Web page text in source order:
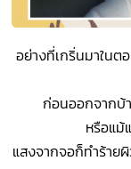
อย่างที่เกริ่นมาในต
ก่อนออกจากบ้
หรือแม้
แสงจากจอก็ทำร้าย